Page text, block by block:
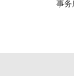
事务